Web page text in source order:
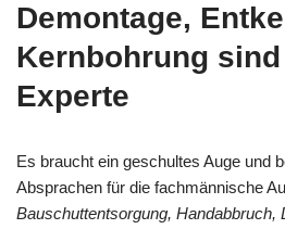
Demontage,
Kernbohrung
Experte
Es braucht ein geschultes Auge und
Absprachen für die fachmännische
Bauschuttentsorgung, Handabbruch,